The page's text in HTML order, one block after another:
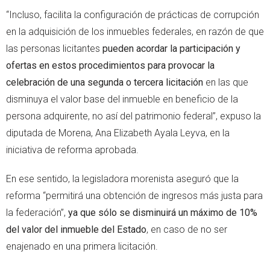
“Incluso, facilita la configuración de prácticas de corrupción
en la adquisición de los inmuebles federales, en razón de que
las personas licitantes pueden acordar la participación y
ofertas en estos procedimientos para provocar la
celebración de una segunda o tercera licitación en las que
disminuya el valor base del inmueble en beneficio de la
persona adquirente, no así del patrimonio federal”, expuso la
diputada de Morena, Ana Elizabeth Ayala Leyva, en la
iniciativa de reforma aprobada.
En ese sentido, la legisladora morenista aseguró que la
reforma “permitirá una obtención de ingresos más justa para
la federación”, ya que sólo se disminuirá un máximo de 10%
del valor del inmueble del Estado, en caso de no ser
enajenado en una primera licitación.